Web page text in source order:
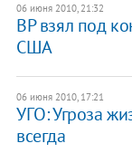
06 июня 2010, 21:32
ВР взял под
США
06 июня 2010, 17:21
УГО: Угроза
всегда